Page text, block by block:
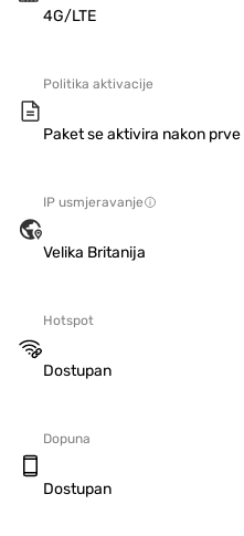
4G/LTE
Politika aktivacije
Paket se aktivira nakon
IP usmjeravanje
Velika Britanija
Hotspot
Dostupan
Dopuna
Dostupan